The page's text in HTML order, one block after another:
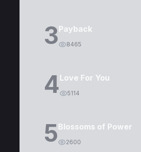
3Payback
8465
4Love For You
5114
5Blossoms of Power
2600